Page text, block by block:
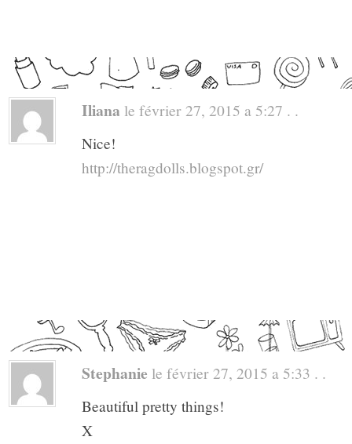
Iliana le février 27, 2015 a 5:27 . .
Nice!
http://theragdolls.blogspot.gr/
Stephanie le février 27, 2015 a 5:33 . .
Beautiful pretty things!
X